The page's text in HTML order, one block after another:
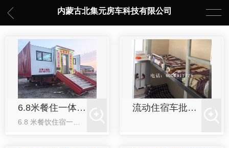
内蒙古北集元房车科技有限公司
6.8米餐住一体多功能车
6.8 米餐饮住宿一体折叠车，核心优势是移动灵活、快速展开、空间翻倍、功能复合、成本可控，特别适合流动宴席、工地后勤、应急保障、户外文旅等场景。一、移动与合规优势路权友好：6.8 米属常规货车尺寸，C...
流动住宿车批发厂家